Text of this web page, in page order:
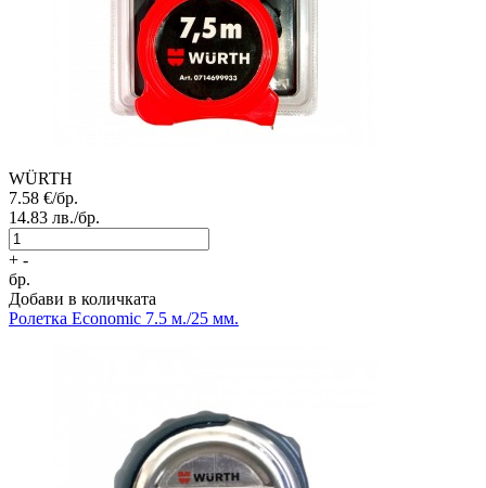
WÜRTH
7.58 €/бр.
14.83 лв./бр.
+ -
бр.
Добави в количката
Ролетка Economic 7.5 м./25 мм.